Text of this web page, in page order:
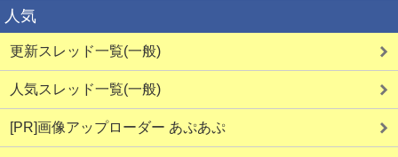
人気
更新スレッド一覧(一般)
人気スレッド一覧(一般)
[PR]画像アップローダー あぷあぷ